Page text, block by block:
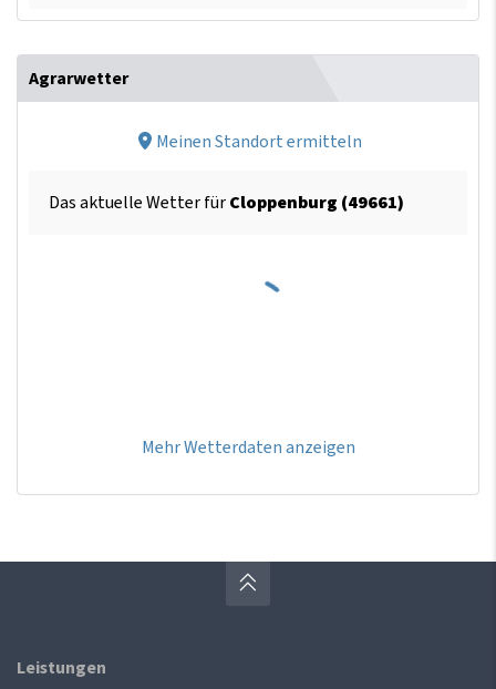
Agrarwetter
Meinen Standort ermitteln
Das aktuelle Wetter fürCloppenburg (49661)
Mehr Wetterdaten anzeigen
Leistungen